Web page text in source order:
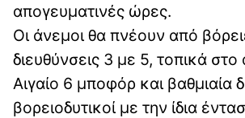
απογευματινές ώρες.
Οι άνεμοι θα πνέουν από
διευθύνσεις 3 με 5, τοπικά στο
Αιγαίο 6 μποφόρ και βαθμιαία
βορειοδυτικοί με την ίδια